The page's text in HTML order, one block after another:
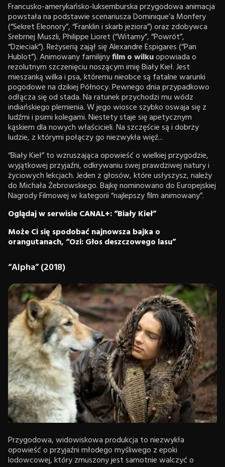
Francusko-amerykańsko-luksemburska przygodowa animacja
powstała na podstawie scenariusza Dominique’a Monfery
(“Sekret Eleonory”, “Franklin i skarb jeziora”) oraz zdobywca
Srebrnej Muszli, Philippe Lioret (“Witamy”, “Powrót”,
“Dzieciak”). Reżyserią zajął się Alexandre Espigares (“Pan
Hublot”). Animowany familijnyfilm o wilkuopowiada o
rezolutnym szczenięciu noszącym imię Biały Kieł. Jest
mieszanką wilka i psa, któremu nieobce są fatalne warunki
pogodowe na dzikiej Północy. Pewnego dnia przypadkowo
odłącza się od stada. Na ratunek przychodzi mu wódz
indiańskiego plemienia. W jego wiosce szybko oswaja się z
ludźmi i psimi kolegami. Niestety staje się apetycznym
kąskiem dla nowych właścicieli. Na szczęście są i dobrzy
ludzie, z którymi połączy go niezwykła więź...
“Biały Kieł” to wzruszająca opowieść o wielkiej przygodzie,
wyjątkowej przyjaźni, odkrywaniu swej prawdziwej natury i
życiowych lekcjach. Jeden z głosów, które usłyszysz, należy
do Michała Żebrowskiego. Bajkę nominowano do Europejskiej
Nagrody Filmowej w kategorii “najlepszy film animowany”.
Oglądaj w serwisie CANAL+: “Biały Kieł”
Może Ci się spodobać najnowsza bajka o
orangutanach, “Ozi: Głos deszczowego lasu”
“Alpha” (2018)
Przygodowa, widowiskowa produkcja to niezwykła
opowieść o przyjaźni młodego myśliwego z epoki
lodowcowej, który zmuszony jest samotnie walczyć o